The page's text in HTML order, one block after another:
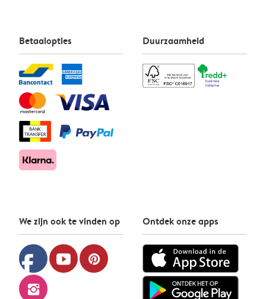
Betaalopties Duurzaamheid
We zijn ook te vinden op
facebook youtube pinterest
instagram
Ontdek onze apps